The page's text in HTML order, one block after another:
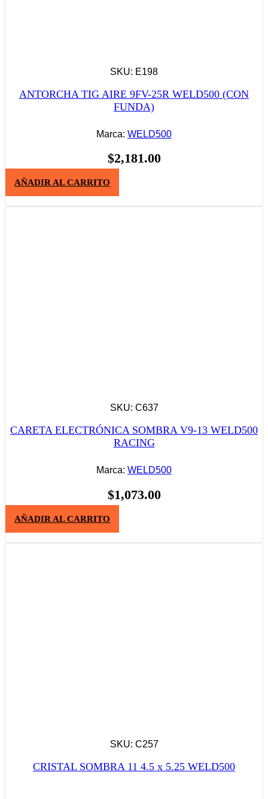
SKU: E198
ANTORCHA TIG AIRE 9FV-25R WELD500 (CON
FUNDA)
Marca: WELD500
$2,181.00
AÑADIR AL CARRITO
SKU: C637
CARETA ELECTRÓNICA SOMBRA V9-13 WELD500
RACING
Marca: WELD500
$1,073.00
AÑADIR AL CARRITO
SKU: C257
CRISTAL SOMBRA 11 4.5 x 5.25 WELD500